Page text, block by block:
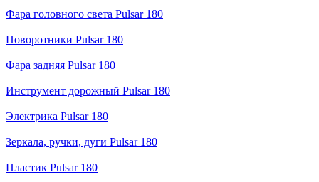
Фара головного света Pulsar 180
Поворотники Pulsar 180
Фара задняя Pulsar 180
Инструмент дорожный Pulsar 180
Электрика Pulsar 180
Зеркала, ручки, дуги Pulsar 180
Пластик Pulsar 180